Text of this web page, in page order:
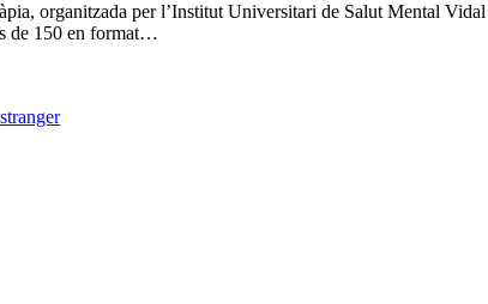
organitzada per l’Institut Universitari de Salut Mental
de 150 en format…